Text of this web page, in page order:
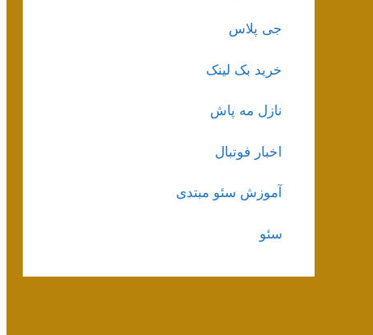
جی پلاس
خرید بک لینک
نازل مه پاش
اخبار فوتبال
آموزش سئو مبتدی
سئو